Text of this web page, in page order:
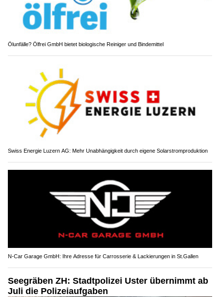
Ölunfälle? Ölfrei GmbH bietet biologische Reiniger und Bindemittel
Swiss Energie Luzern AG: Mehr Unabhängigkeit durch eigene Solarstromproduktion
N-Car Garage GmbH: Ihre Adresse für Carrosserie & Lackierungen in St.Gallen
Seegräben ZH: Stadtpolizei Uster übernimmt ab
Juli die Polizeiaufgaben